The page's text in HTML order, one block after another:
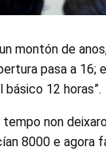
montón de
pasa a 16;
12 horas”.
non
8000 e agora